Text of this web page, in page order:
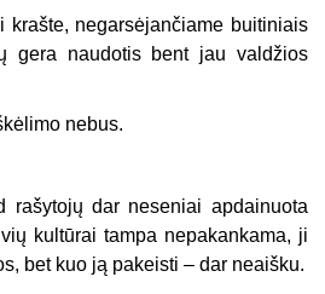
krašte, negarsėjančiame buitiniais
gera naudotis bent jau valdžios
nebus.
rašytojų dar neseniai apdainuota
kultūrai tampa nepakankama, ji
bet kuo ją pakeisti – dar neaišku.